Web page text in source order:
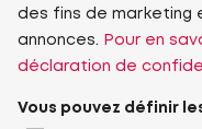
des fins de marketing
annonces.
Pour en
déclaration de
Vous pouvez définir